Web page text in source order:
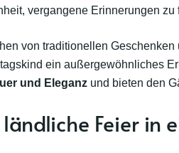
vergangene Erinnerungen zu
von traditionellen
ein außergewöhnliches
und Eleganz und bieten den
ländliche Feier in